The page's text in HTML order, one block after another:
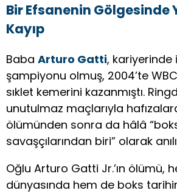
Bir Efsanenin Gölgesinde
Kayıp
Baba Arturo Gatti, kariyerinde
şampiyonu olmuş, 2004’te
sıklet kemerini kazanmıştı.
unutulmaz maçlarıyla
ölümünden sonra da hâlâ
savaşçılarından biri” olarak
Oğlu Arturo Gatti Jr.’ın ölümü,
dünyasında hem de boks